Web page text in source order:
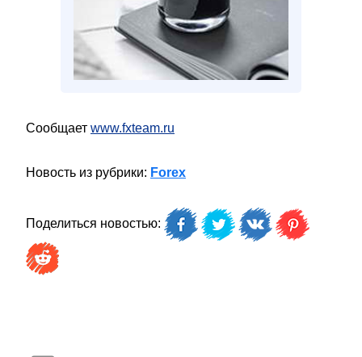
Сообщает www.fxteam.ru
Новость из рубрики: Forex
Поделиться новостью: